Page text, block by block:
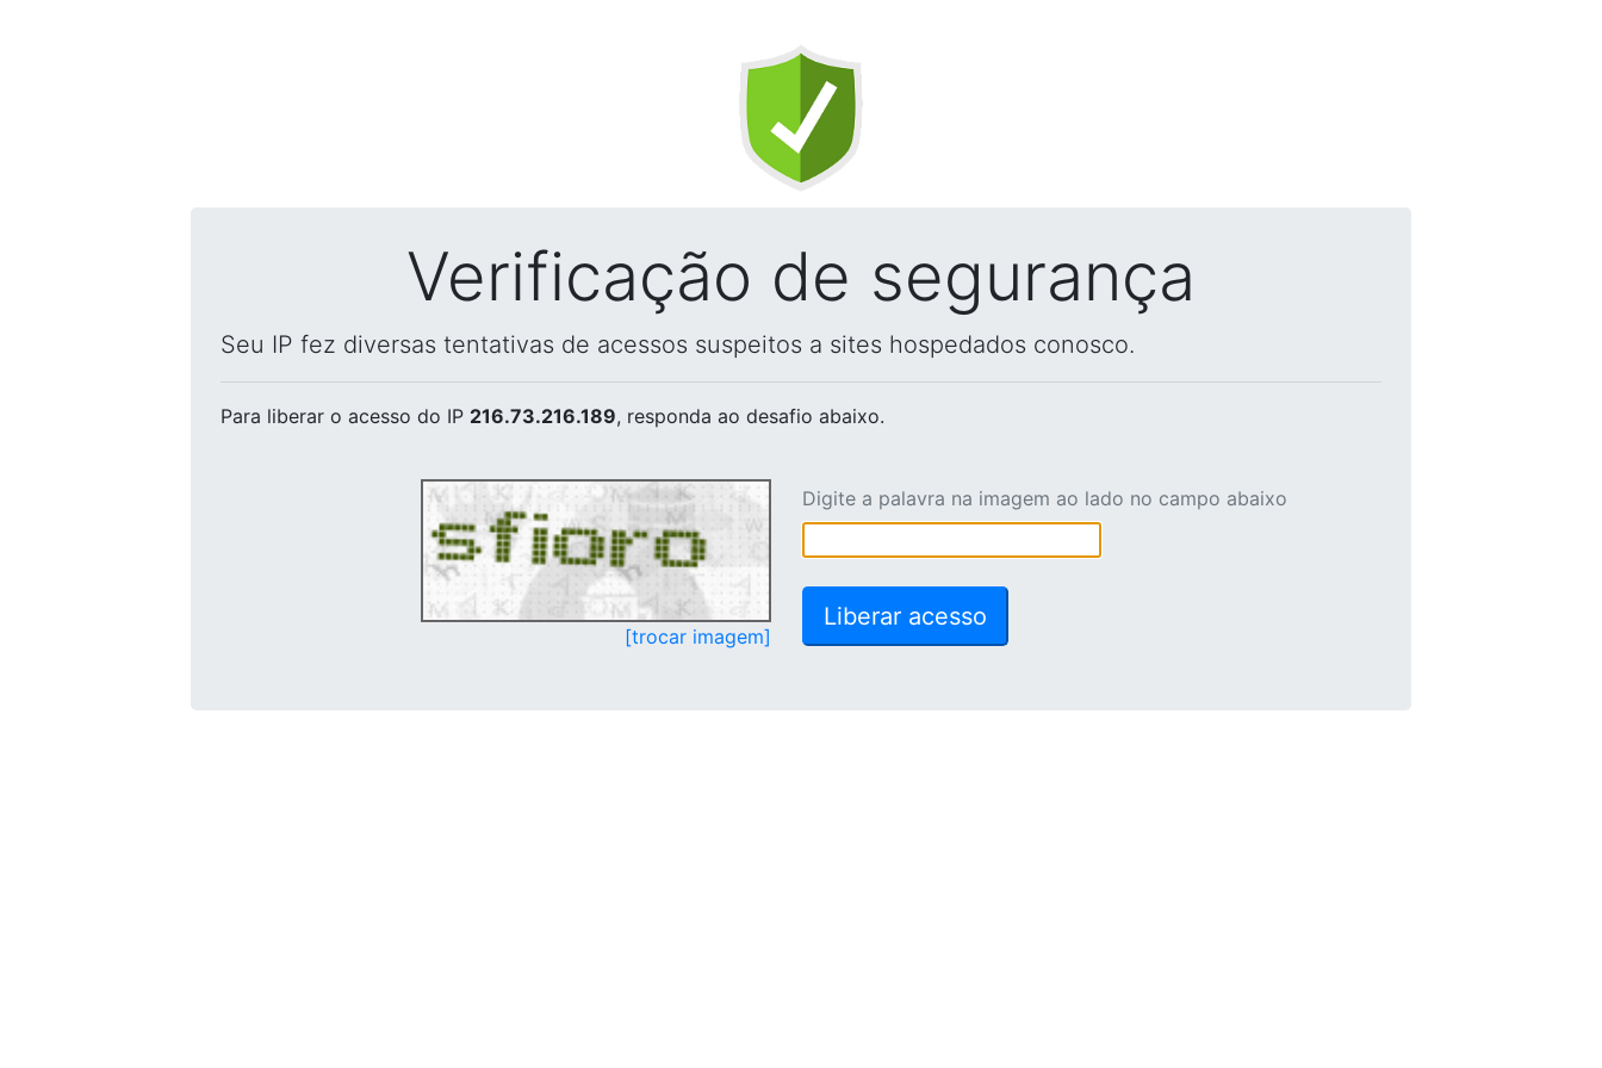
Verificação de segurança
Seu IP fez diversas tentativas de acessos suspeitos a sites hospedados conosco.
Para liberar o acesso do IP 216.73.216.189, responda ao desafio abaixo.
[trocar imagem]
Digite a palavra na imagem ao lado no campo abaixo